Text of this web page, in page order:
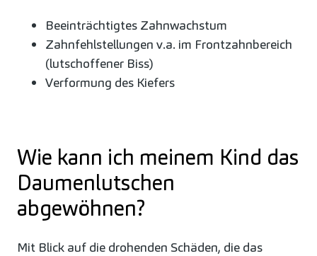
Beeinträchtigtes Zahnwachstum
Zahnfehlstellungen v.a. im Frontzahnbereich
(lutschoffener Biss)
Verformung des Kiefers
Wie kann ich meinem Kind das
Daumenlutschen
abgewöhnen?
Mit Blick auf die drohenden Schäden, die das